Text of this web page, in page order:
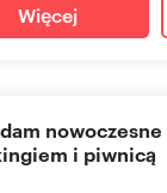
Więcej
i piwnicą